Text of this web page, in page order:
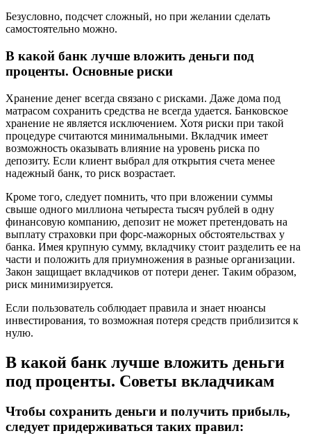
Безусловно, подсчет сложный, но при желании сделать
самостоятельно можно.
В какой банк лучше вложить деньги под
проценты. Основные риски
Хранение денег всегда связано с рисками. Даже дома под
матрасом сохранить средства не всегда удается. Банковское
хранение не является исключением. Хотя риски при такой
процедуре считаются минимальными. Вкладчик имеет
возможность оказывать влияние на уровень риска по
депозиту. Если клиент выбрал для открытия счета менее
надежный банк, то риск возрастает.
Кроме того, следует помнить, что при вложении суммы
свыше одного миллиона четыреста тысяч рублей в одну
финансовую компанию, депозит не может претендовать на
выплату страховки при форс-мажорных обстоятельствах у
банка. Имея крупную сумму, вкладчику стоит разделить ее на
части и положить для приумножения в разные организации.
Закон защищает вкладчиков от потери денег. Таким образом,
риск минимизируется.
Если пользователь соблюдает правила и знает нюансы
инвестирования, то возможная потеря средств приблизится к
нулю.
В какой банк лучше вложить деньги
под проценты. Советы вкладчикам
Чтобы сохранить деньги и получить прибыль,
следует придерживаться таких правил: